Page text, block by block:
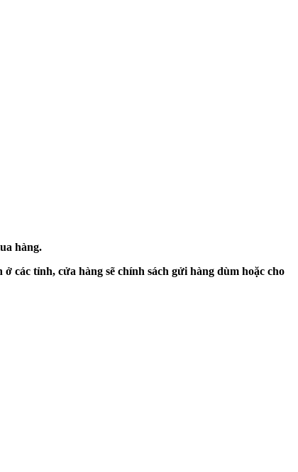
hàng.
tỉnh, cửa hàng sẽ chính sách gửi hàng dùm hoặc cho